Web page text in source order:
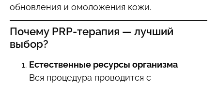
обновления и омоложения кожи.
Почему PRP-терапия — лучший
выбор?
Естественные ресурсы организма
Вся процедура проводится с